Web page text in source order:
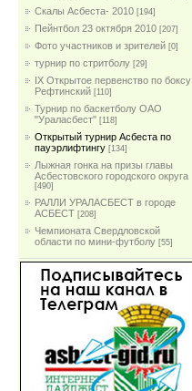
Скалы Асбеста- 2010 [194]
Пейнтбол 23 октября 2010 [207]
Фото участников и зрителей [0]
турнир по стритболу [29]
IX Открытое первенство по боксу
Рефтинский [110]
Турнир по баскетболу ОАО
"Ураласбест" [118]
Открытый турнир Асбеста по
пауэрлифтингу [134]
Лыжная гонка на призы главы
Асбестовского городского округа
[490]
РАЛЛИ УРАЛАСБЕСТ в городе
АСБЕСТ [208]
Чемпионата Свердловской
области по мини-футболу [55]